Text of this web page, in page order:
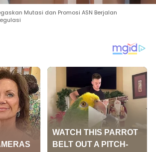
Mutasi dan Promosi ASN Berjalan